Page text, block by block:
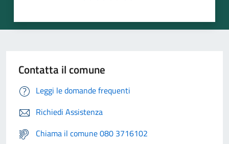
Contatta il comune
Leggi le domande frequenti
Richiedi Assistenza
Chiama il comune 080 3716102